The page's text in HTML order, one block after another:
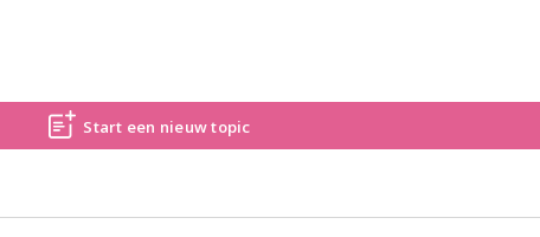
Start een nieuw topic